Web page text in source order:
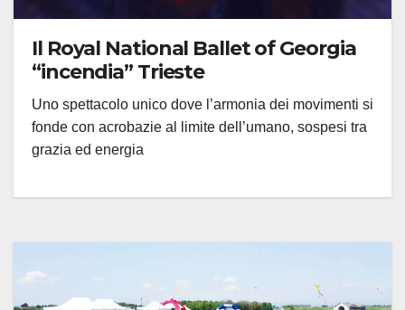
Il Royal National Ballet of Georgia
“incendia” Trieste
Uno spettacolo unico dove l’armonia dei movimenti si
fonde con acrobazie al limite dell’umano, sospesi tra
grazia ed energia